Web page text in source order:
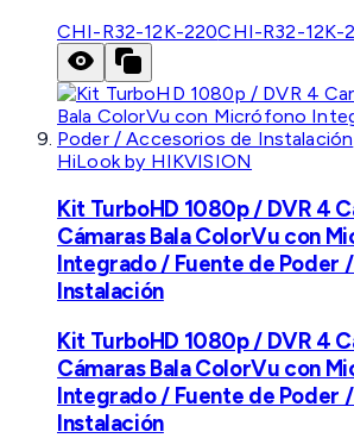
CHI-R32-12K-220CHI-R32-12K-
HiLook by HIKVISION
Kit TurboHD 1080p / DVR 4
Cámaras Bala ColorVu con
Integrado / Fuente de Poder
Instalación
Kit TurboHD 1080p / DVR 4
Cámaras Bala ColorVu con
Integrado / Fuente de Poder
Instalación